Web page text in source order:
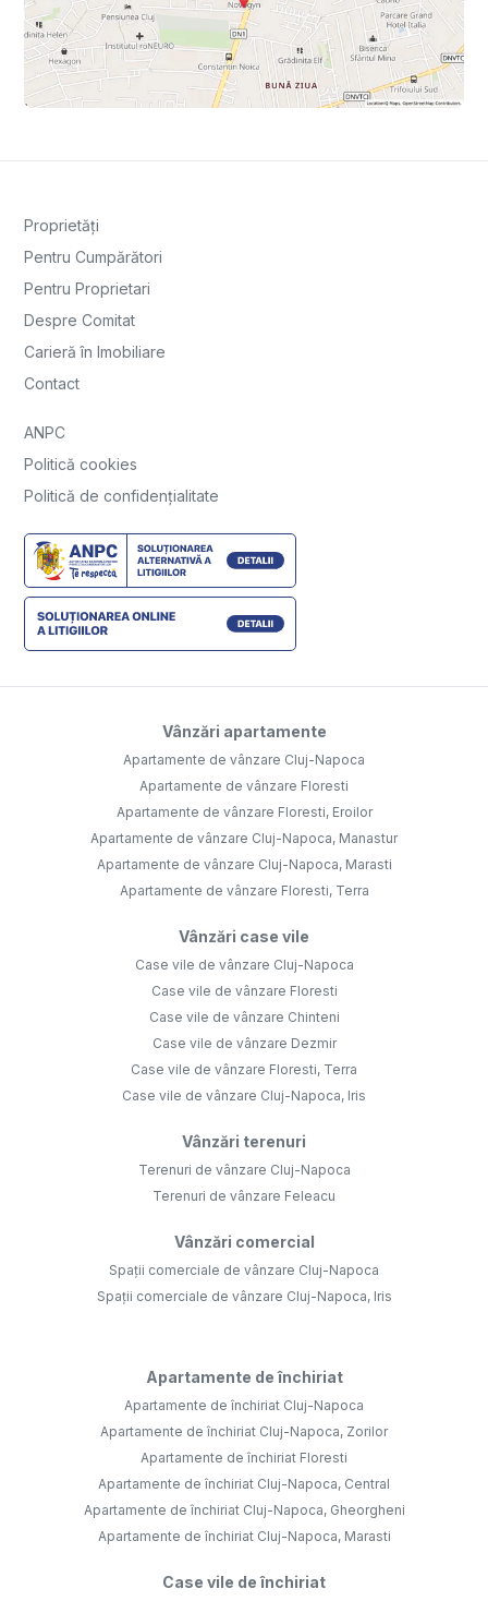
Proprietăți
Pentru Cumpărători
Pentru Proprietari
Despre Comitat
Carieră în Imobiliare
Contact
ANPC
Politică cookies
Politică de confidențialitate
Vânzări apartamente
Apartamente de vânzare Cluj-Napoca
Apartamente de vânzare Floresti
Apartamente de vânzare Floresti, Eroilor
Apartamente de vânzare Cluj-Napoca, Manastur
Apartamente de vânzare Cluj-Napoca, Marasti
Apartamente de vânzare Floresti, Terra
Vânzări case vile
Case vile de vânzare Cluj-Napoca
Case vile de vânzare Floresti
Case vile de vânzare Chinteni
Case vile de vânzare Dezmir
Case vile de vânzare Floresti, Terra
Case vile de vânzare Cluj-Napoca, Iris
Vânzări terenuri
Terenuri de vânzare Cluj-Napoca
Terenuri de vânzare Feleacu
Vânzări comercial
Spații comerciale de vânzare Cluj-Napoca
Spații comerciale de vânzare Cluj-Napoca, Iris
Apartamente de închiriat
Apartamente de închiriat Cluj-Napoca
Apartamente de închiriat Cluj-Napoca, Zorilor
Apartamente de închiriat Floresti
Apartamente de închiriat Cluj-Napoca, Central
Apartamente de închiriat Cluj-Napoca, Gheorgheni
Apartamente de închiriat Cluj-Napoca, Marasti
Case vile de închiriat